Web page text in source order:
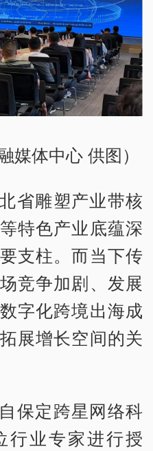
媒体中心 供图）
省雕塑产业带核
特色产业底蕴深
支柱。而当下传
竞争加剧、发展
字化跨境出海成
展增长空间的关
保定跨星网络科
行业专家进行授